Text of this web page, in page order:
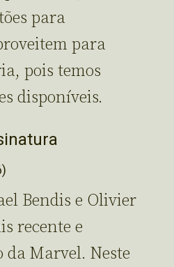
para
para
pois temos
disponíveis.
Bendis e Olivier
recente e
da Marvel. Neste